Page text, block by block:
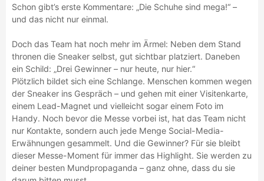
Schon gibt’s erste Kommentare: „Die Schuhe sind mega!“ –
und das nicht nur einmal.
Doch das Team hat noch mehr im Ärmel: Neben dem Stand
thronen die Sneaker selbst, gut sichtbar platziert. Daneben
ein Schild: „Drei Gewinner – nur heute, nur hier.“
Plötzlich bildet sich eine Schlange. Menschen kommen wegen
der Sneaker ins Gespräch – und gehen mit einer Visitenkarte,
einem Lead-Magnet und vielleicht sogar einem Foto im
Handy. Noch bevor die Messe vorbei ist, hat das Team nicht
nur Kontakte, sondern auch jede Menge Social-Media-
Erwähnungen gesammelt. Und die Gewinner? Für sie bleibt
dieser Messe-Moment für immer das Highlight. Sie werden zu
deiner besten Mundpropaganda – ganz ohne, dass du sie